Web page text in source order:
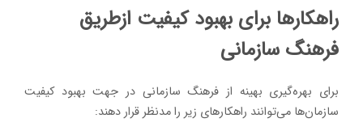
راهکارها برای بهبود کیفیت ازطریق
فرهنگ سازمانی
برای بهره‌گیری بهینه از فرهنگ سازمانی در جهت بهبود کیفیت
سازمان‌ها می‌توانند راهکارهای زیر را مدنظر قرار دهند: